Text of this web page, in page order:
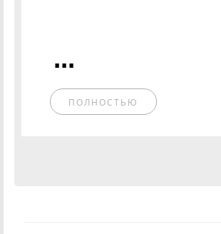
...
ПОЛНОСТЬЮ